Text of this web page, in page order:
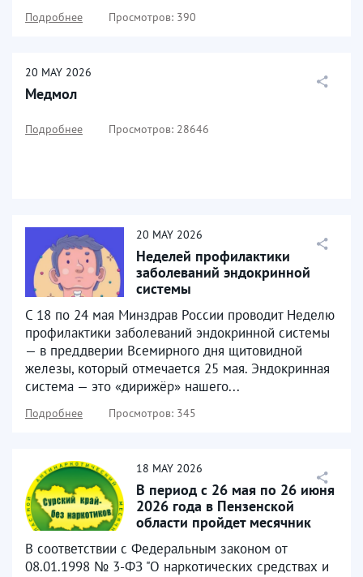
Подробнее Просмотров: 390
20 MAY 2026
Медмол
Подробнее Просмотров: 28646
20 MAY 2026
Неделей профилактики
заболеваний эндокринной
системы
С 18 по 24 мая Минздрав России проводит Неделю
профилактики заболеваний эндокринной системы
— в преддверии Всемирного дня щитовидной
железы, который отмечается 25 мая. Эндокринная
система — это «дирижёр» нашего...
Подробнее Просмотров: 345
18 MAY 2026
В период с 26 мая по 26 июня
2026 года в Пензенской
области пройдет месячник
В соответствии с Федеральным законом от
08.01.1998 № 3-ФЗ "О наркотических средствах и